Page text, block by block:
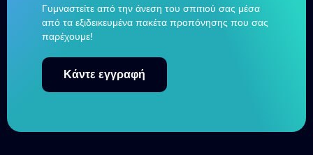
Γυμναστείτε από την άνεση του σπιτιού σας μέσα
από τα εξιδεικευμένα πακέτα προπόνησης που σας
παρέχουμε!
Κάντε εγγραφή